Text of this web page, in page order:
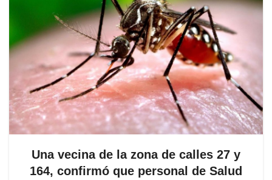
Una vecina de la zona de calles 27 y
164, confirmó que personal de Salud